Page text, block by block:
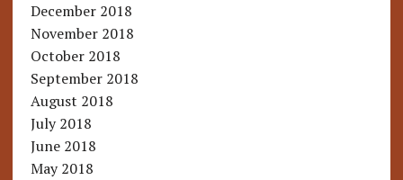
December 2018
November 2018
October 2018
September 2018
August 2018
July 2018
June 2018
May 2018